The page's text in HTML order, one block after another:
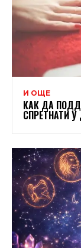
И ОЩЕ
КАК ДА
СПРЕТНАТИ